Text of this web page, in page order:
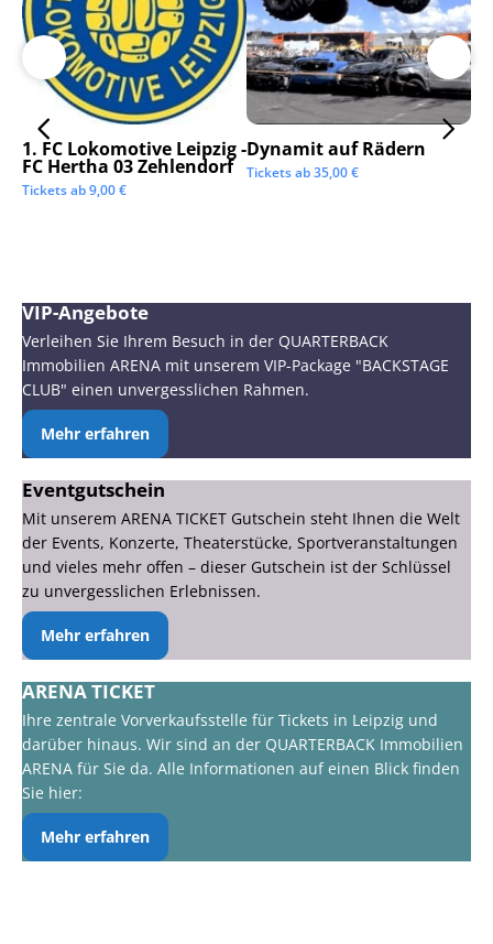
1. FC Lokomotive Leipzig -
FC Hertha 03 Zehlendorf
Tickets ab9,00€
Dynamit auf Rädern
Tickets ab35,00€
VIP-Angebote
Verleihen Sie Ihrem Besuch in der QUARTERBACK
Immobilien ARENA mit unserem VIP-Package "BACKSTAGE
CLUB" einen unvergesslichen Rahmen.
Mehr erfahren
Eventgutschein
Mit unserem ARENA TICKET Gutschein steht Ihnen die Welt
der Events, Konzerte, Theaterstücke, Sportveranstaltungen
und vieles mehr offen – dieser Gutschein ist der Schlüssel
zu unvergesslichen Erlebnissen.
Mehr erfahren
ARENA TICKET
Ihre zentrale Vorverkaufsstelle für Tickets in Leipzig und
darüber hinaus. Wir sind an der QUARTERBACK Immobilien
ARENA für Sie da. Alle Informationen auf einen Blick finden
Sie hier:
Mehr erfahren